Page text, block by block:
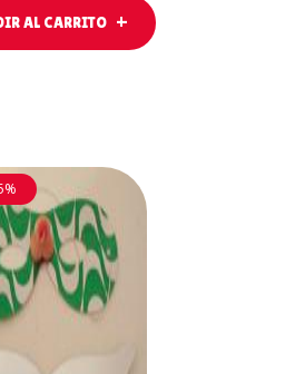
AL CARRITO
AÑADIR
CARRITO